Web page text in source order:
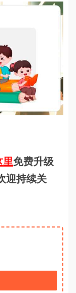
里免费升级
迎持续关